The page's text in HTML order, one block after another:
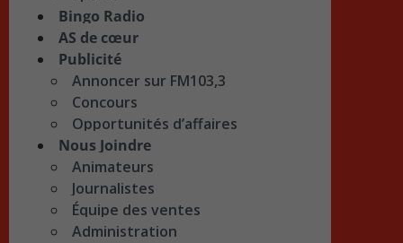
Bingo Radio
AS de cœur
Publicité
Annoncer sur FM103,3
Concours
Opportunités d’affaires
Nous Joindre
Animateurs
Journalistes
Équipe des ventes
Administration